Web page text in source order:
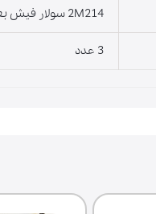
2M214 سولار فیش بغل
3 عدد